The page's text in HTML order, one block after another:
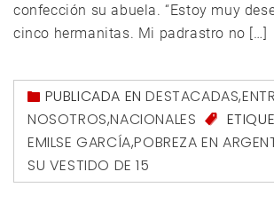
confección su abuela. “Estoy muy
cinco hermanitas. Mi padrastro no […]
PUBLICADA ENDESTACADAS,
NOSOTROS,NACIONALES
EMILSE GARCÍA,POBREZA EN
SU VESTIDO DE 15